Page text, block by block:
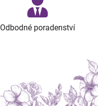
Odbodné poradenství